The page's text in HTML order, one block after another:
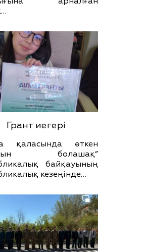
Грант иегері
қаласында өткен
болашақ”
байқауының
кезеңінде…